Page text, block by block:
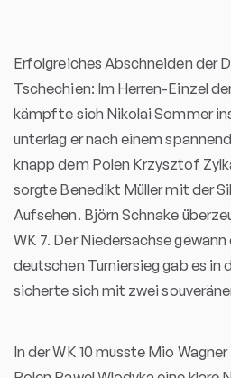
Erfolgreiches Abschneiden der
Tschechien: Im Herren-Einzel
kämpfte sich Nikolai Sommer
unterlag er nach einem
knapp dem Polen Krzysztof
sorgte Benedikt Müller mit der
Aufsehen. Björn Schnake
WK 7. Der Niedersachse
deutschen Turniersieg gab es in
sicherte sich mit zwei
In der WK 10 musste Mio